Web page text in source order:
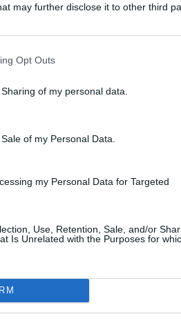
may further disclose it to other third
Opt Outs
of my personal data.
of my Personal Data.
my Personal Data for Targeted
Use, Retention, Sale, and/or
Is Unrelated with the Purposes for
?
un don !